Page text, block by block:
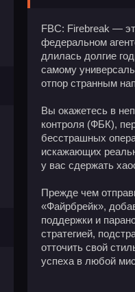
FBC: Firebreak —
федеральном
длилась долгие
самому
отпор странным
Вы окажетесь в
контроля (ФБК),
бесстрашных
искажающих
у вас сдержать
Прежде чем
«Файрбрейк»,
поддержки и
стратегией,
отточить свой
успеха в любой